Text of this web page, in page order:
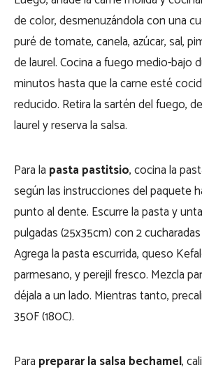
de color, desmenuzándola con una
puré de tomate, canela, azúcar, sal,
de laurel. Cocina a fuego medio-bajo
minutos hasta que la carne esté
reducido. Retira la sartén del fuego,
laurel y reserva la salsa.
Para la pasta pastitsio, cocina la
según las instrucciones del paquete
punto al dente. Escurre la pasta y
pulgadas (25x35cm) con 2
Agrega la pasta escurrida, queso
parmesano, y perejil fresco. Mezcla
déjala a un lado. Mientras tanto,
350F (180C).
Para preparar la salsa bechamel,